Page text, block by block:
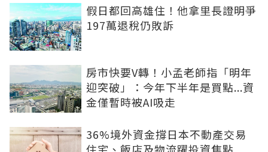
假日都回高雄住！他拿里長證明爭
197萬退稅仍敗訴
房市快要V轉！小孟老師指「明年
迎突破」：今年下半年是買點...資
金僅暫時被AI吸走
36%境外資金撐日本不動產交易
住宅、飯店及物流躍投資焦點